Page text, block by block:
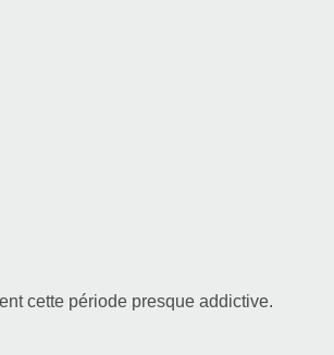
cette période presque addictive.